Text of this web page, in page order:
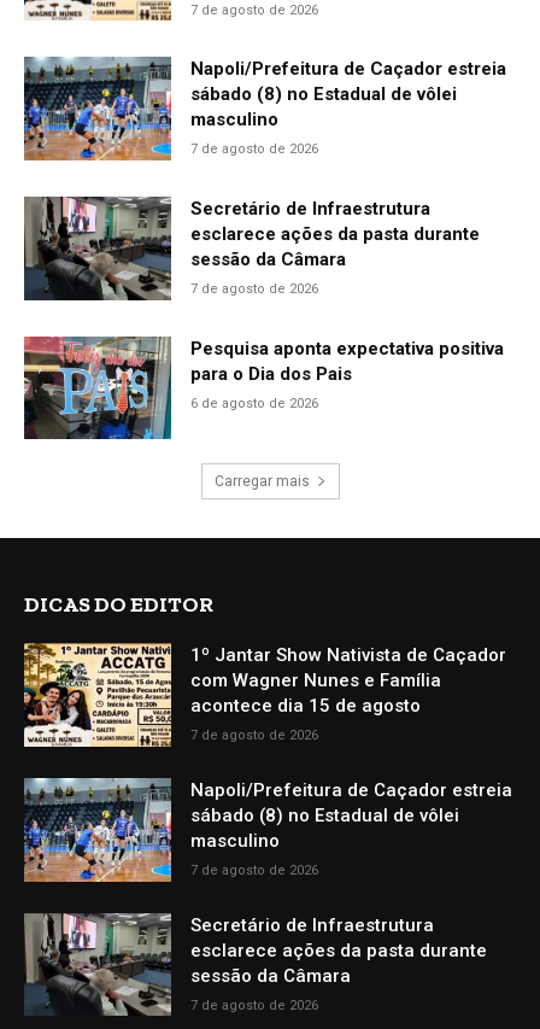
7 de agosto de 2026
Napoli/Prefeitura de Caçador estreia
sábado (8) no Estadual de vôlei
masculino
7 de agosto de 2026
Secretário de Infraestrutura
esclarece ações da pasta durante
sessão da Câmara
7 de agosto de 2026
Pesquisa aponta expectativa positiva
para o Dia dos Pais
6 de agosto de 2026
Carregar mais
DICAS DO EDITOR
1º Jantar Show Nativista de Caçador
com Wagner Nunes e Família
acontece dia 15 de agosto
7 de agosto de 2026
Napoli/Prefeitura de Caçador estreia
sábado (8) no Estadual de vôlei
masculino
7 de agosto de 2026
Secretário de Infraestrutura
esclarece ações da pasta durante
sessão da Câmara
7 de agosto de 2026